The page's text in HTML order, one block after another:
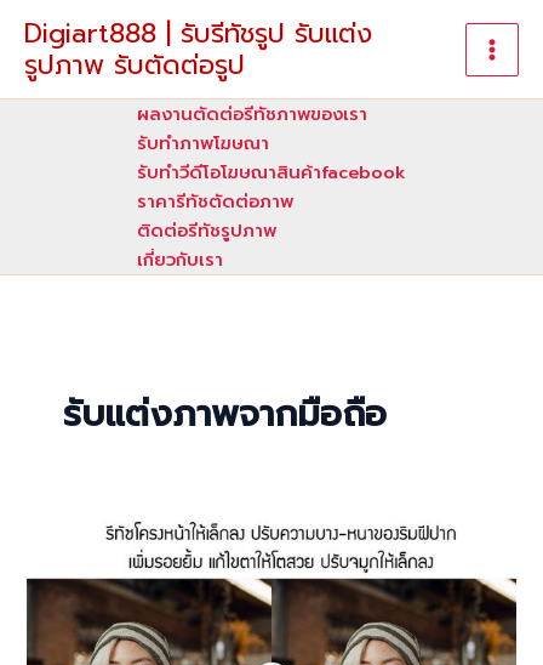
content
Digiart888 | รับรีทัชรูป รับแต่ง
รูปภาพ รับตัดต่อรูป
ผลงานตัดต่อรีทัชภาพของเรา
รับทําภาพโฆษณา
รับทำวีดีโอโฆษณาสินค้าfacebook
ราคารีทัชตัดต่อภาพ
ติดต่อรีทัชรูปภาพ
เกี่ยวกับเรา
รับแต่งภาพจากมือถือ